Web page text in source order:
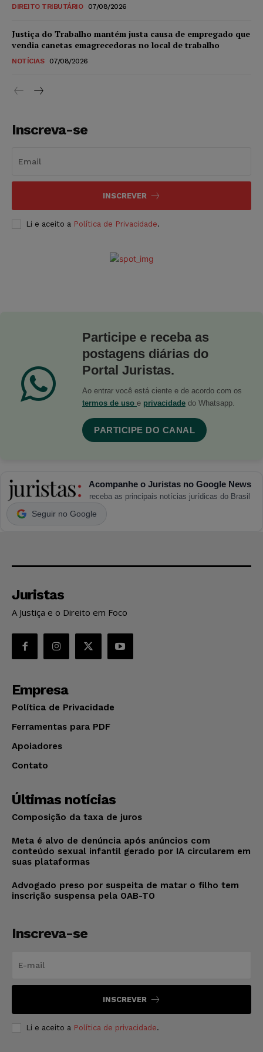
DIREITO TRIBUTÁRIO 07/08/2026
Justiça do Trabalho mantém justa causa de empregado que
vendia canetas emagrecedoras no local de trabalho
NOTÍCIAS 07/08/2026
Inscreva-se
INSCREVER
Li e aceito a Política de Privacidade.
Participe e receba as
postagens diárias do
Portal Juristas.
Ao entrar você está ciente e de acordo com os
termos de uso e privacidade do Whatsapp.
PARTICIPE DO CANAL
Acompanhe o Juristas no Google News
receba as principais notícias jurídicas do Brasil
Seguir no Google
Juristas
A Justiça e o Direito em Foco
Empresa
Política de Privacidade
Ferramentas para PDF
Apoiadores
Contato
Últimas notícias
Composição da taxa de juros
Meta é alvo de denúncia após anúncios com
conteúdo sexual infantil gerado por IA circularem em
suas plataformas
Advogado preso por suspeita de matar o filho tem
inscrição suspensa pela OAB-TO
Inscreva-se
INSCREVER
Li e aceito a Política de privacidade.